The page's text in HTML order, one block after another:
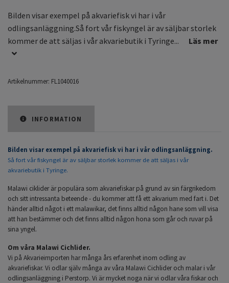
Bilden visar exempel på akvariefisk vi har i vår
odlingsanläggning.Så fort vår fiskyngel är av säljbar storlek
kommer de att säljas i vår akvariebutik i Tyringe...
Läs mer
Artikelnummer: FL1040016
INFORMATION
Bilden visar exempel på akvariefisk vi har i vår odlingsanläggning.
Så fort vår fiskyngel är av säljbar storlek kommer de att säljas i vår
akvariebutik i Tyringe.
Malawi ciklider är populära som akvariefiskar på grund av sin färgrikedom
och sitt intressanta beteende - du kommer att få ett akvarium med fart i. Det
händer alltid något i ett malawikar, det finns alltid någon hane som vill visa
att han bestämmer och det finns alltid någon hona som går och ruvar på
sina yngel.
Om våra Malawi Cichlider.
Vi på Akvarieimporten har många års erfarenhet inom odling av
akvariefiskar. Vi odlar själv många av våra Malawi Cichlider och malar i vår
odlingsanläggning i Perstorp. Vi är mycket noga när vi odlar våra fiskar och